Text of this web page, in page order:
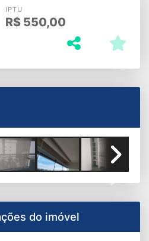
IPTU
R$ 550,00
do imóvel